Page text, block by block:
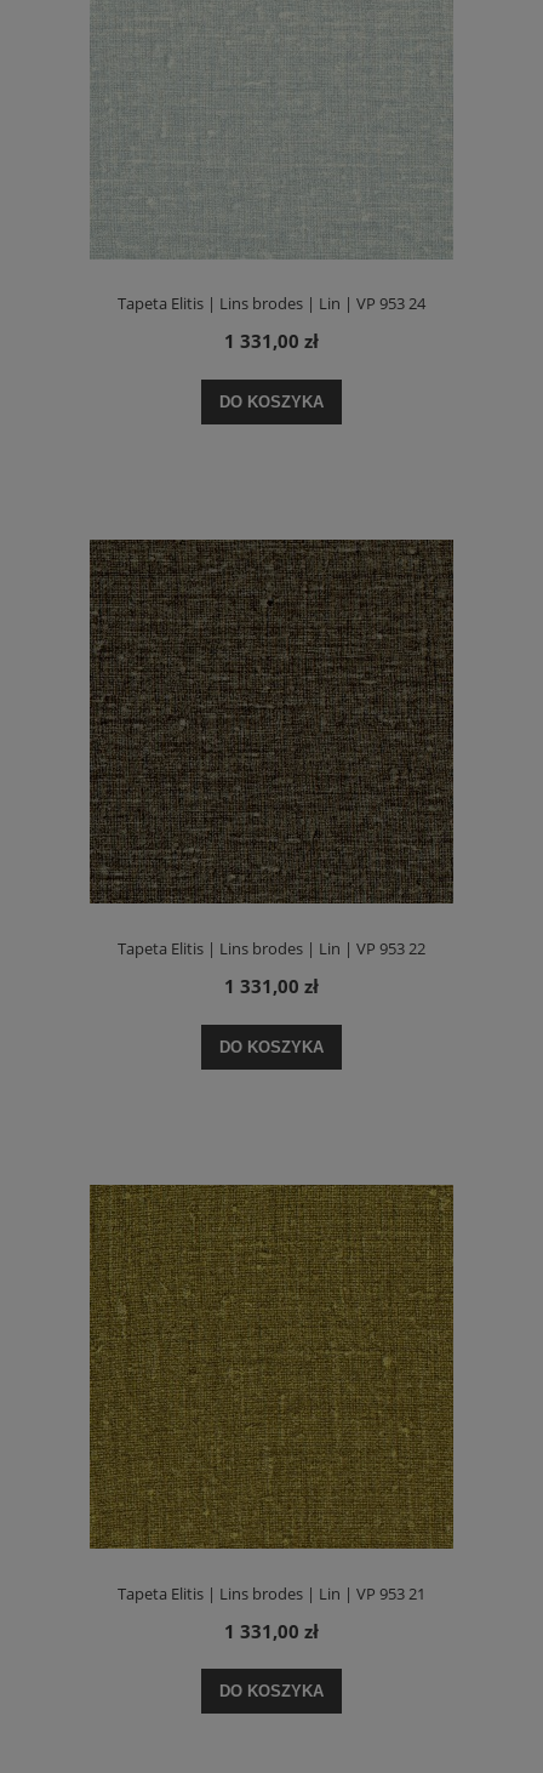
Tapeta Elitis | Lins brodes | Lin | VP 953 24
1 331,00 zł
DO KOSZYKA
Tapeta Elitis | Lins brodes | Lin | VP 953 22
1 331,00 zł
DO KOSZYKA
Tapeta Elitis | Lins brodes | Lin | VP 953 21
1 331,00 zł
DO KOSZYKA